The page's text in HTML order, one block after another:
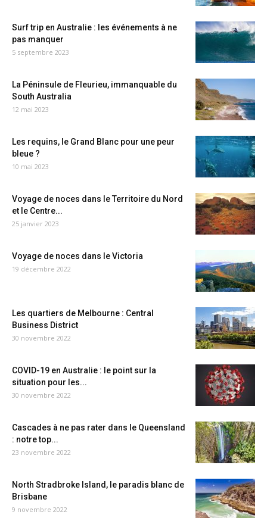
Surf trip en Australie : les événements à ne
pas manquer
5 septembre 2023
La Péninsule de Fleurieu, immanquable du
South Australia
12 mai 2023
Les requins, le Grand Blanc pour une peur
bleue ?
10 mai 2023
Voyage de noces dans le Territoire du Nord
et le Centre...
25 janvier 2023
Voyage de noces dans le Victoria
19 décembre 2022
Les quartiers de Melbourne : Central
Business District
30 novembre 2022
COVID-19 en Australie : le point sur la
situation pour les...
30 novembre 2022
Cascades à ne pas rater dans le Queensland
: notre top...
23 novembre 2022
North Stradbroke Island, le paradis blanc de
Brisbane
9 novembre 2022